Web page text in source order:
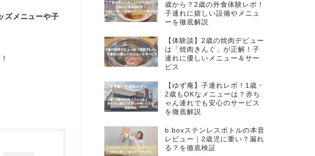
ズメニューや子
歳から？2歳の外食体験レポ！
子連れに嬉しい設備やメニュ
ーを徹底解説
【体験談】2歳の焼肉デビュー
は「焼肉きんぐ」が正解！子
連れに優しいメニュー＆サー
ビス
【ゆず庵】子連れレポ！1歳・
2歳もOKなメニューは？赤ち
ゃん連れでも安心のサービス
を徹底解説
b.boxステンレスボトルの本音
レビュー｜2歳児に重い？漏れ
る？を徹底検証